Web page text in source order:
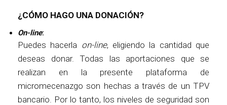
¿CÓMO HAGO UNA DONACIÓN?
On-line:
Puedes hacerla on-line, eligiendo la cantidad que
deseas donar. Todas las aportaciones que se
realizan en la presente plataforma de
micromecenazgo son hechas a través de un TPV
bancario. Por lo tanto, los niveles de seguridad son